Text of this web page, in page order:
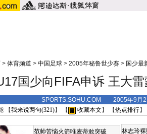
> 体育频道 > 中国足球 > 2005年秘鲁世少赛 > 国少最
国少向FIFA申诉 王大
SPORTS.SOHU.COM 2005年9月
【我来说两句(321)】 【 收藏本文 】 【热点排行
范帅苦恼火箭唯麦蒂敢突破
林志玲